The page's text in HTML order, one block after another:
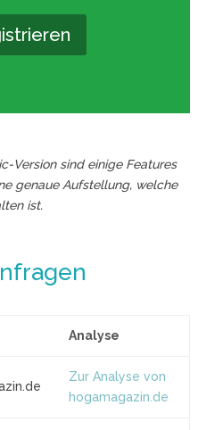
Version sind einige Features
genaue Aufstellung, welche
ist.
Analyse
Zur Analyse von
hogamagazin.de